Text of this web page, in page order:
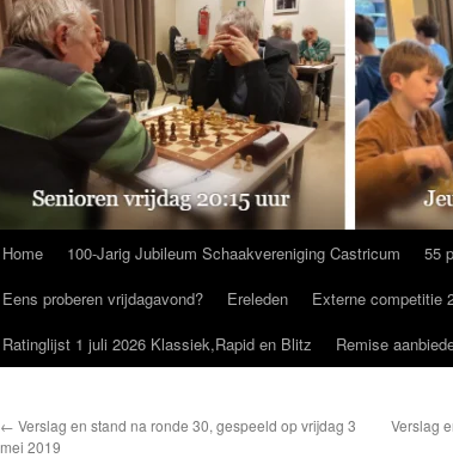
Home 100-Jarig Jubileum Schaakvereniging Castricum 55
Eens proberen vrijdagavond?
Ereleden Externe competitie
Ratinglijst 1 juli 2026 Klassiek,Rapid en Blitz
Remise
← Verslag en stand na ronde 30, gespeeld op vrijdag 3
mei 2019
Verslag